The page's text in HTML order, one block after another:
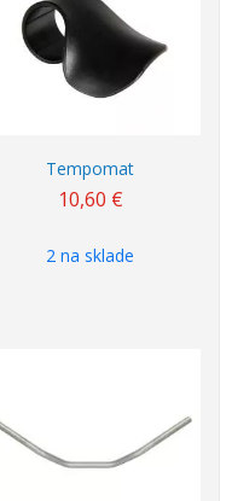
Tempomat
10,60 €
2 na sklade